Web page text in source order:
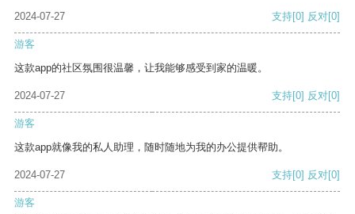
2024-07-27 支持[0] 反对[0]
游客
这款app的社区氛围很温馨，让我能够感受到家的温暖。
2024-07-27 支持[0] 反对[0]
游客
这款app就像我的私人助理，随时随地为我的办公提供帮助。
2024-07-27 支持[0] 反对[0]
游客